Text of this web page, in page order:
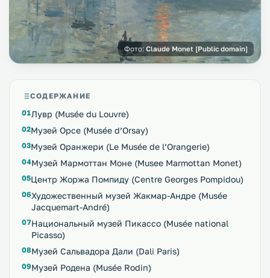
Фото: Claude Monet [Public domain]
СОДЕРЖАНИЕ
Лувр (Musée du Louvre)
Музей Орсе (Musée d’Orsay)
Музей Оранжери (Le Musée de l’Orangerie)
Музей Мармоттан Моне (Musee Marmottan Monet)
Центр Жоржа Помпиду (Centre Georges Pompidou)
Художественный музей Жакмар-Андре (Musée
Jacquemart-André)
Национальный музей Пикассо (Musée national
Picasso)
Музей Сальвадора Дали (Dali Paris)
Музей Родена (Musée Rodin)